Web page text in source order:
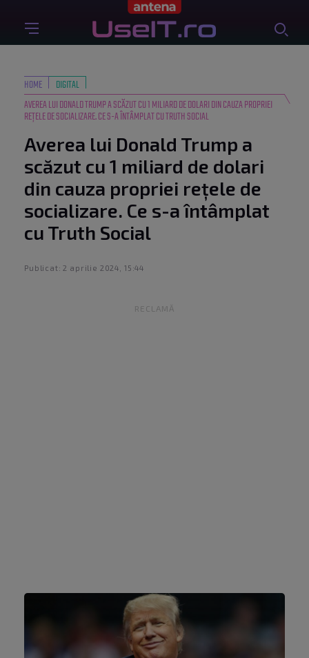
HOME
DIGITAL
AVEREA LUI DONALD TRUMP A SCĂZUT CU 1 MILIARD DE DOLARI DIN CAUZA PROPRIEI
REȚELE DE SOCIALIZARE. CE S-A ÎNTÂMPLAT CU TRUTH SOCIAL
Averea lui Donald Trump a
scăzut cu 1 miliard de dolari
din cauza propriei rețele de
socializare. Ce s-a întâmplat
cu Truth Social
Publicat: 2 aprilie 2024, 15:44
RECLAMĂ